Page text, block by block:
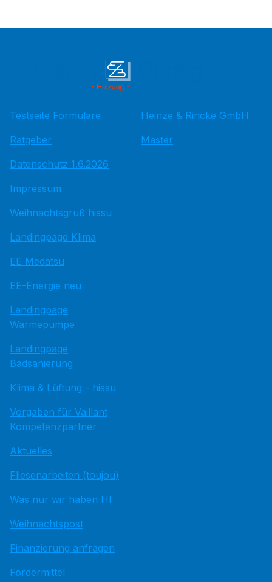
Testseite Formulare
Ratgeber
Datenschutz 1.6.2026
Impressum
Weihnachtsgruß hissu
Landingpage Klima
EE Medatsu
EE-Energie neu
Landingpage
Wärmepumpe
Landingpage
Badsanierung
Klima & Lüftung - hissu
Vorgaben für Vaillant
Kompetenzpartner
Aktuelles
Fliesenarbeiten (toujou)
Was nur wir haben HI
Weihnachtspost
Finanzierung anfragen
Fördermittel
Heinze & Rincke GmbH
Master